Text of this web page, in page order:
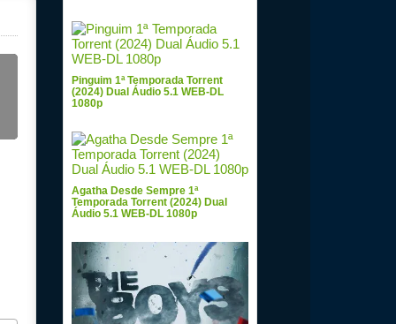
Pinguim 1ª Temporada Torrent
(2024) Dual Áudio 5.1 WEB-DL
1080p
Agatha Desde Sempre 1ª
Temporada Torrent (2024) Dual
Áudio 5.1 WEB-DL 1080p